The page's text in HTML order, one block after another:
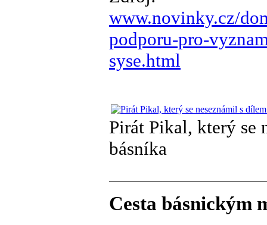
www.novinky.cz/
podporu-pro-
syse.html
Pirát Pikal, který se
básníka
Cesta básnickým